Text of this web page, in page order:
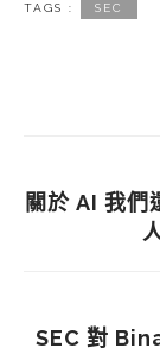
TAGS : SEC
關於 AI 我
SEC 對